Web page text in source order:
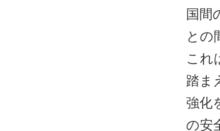
国間
との
これ
踏ま
強化
の安